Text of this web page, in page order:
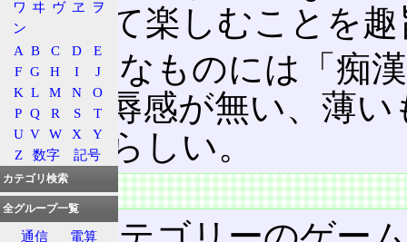
ムとして楽しむことを
ソフトなものには「痴
が、凌辱感が無い、薄
れないらしい。
特徴
ワ ヰ ヴ ヱ
ヲ
ン
A B C D
E
F G H I
J
K L M N
O
P Q R S
T
U V W X
Y
Z
数字 記号
カテゴリ検索
全グループ一覧
通信
電算